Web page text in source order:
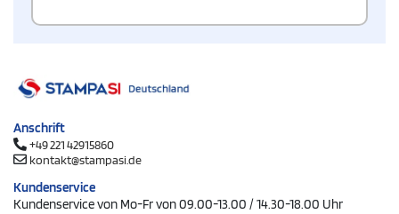
Anschrift
+49 221 42915860
kontakt@stampasi.de
Kundenservice
Kundenservice von Mo-Fr von 09.00-13.00 / 14.30-18.00 Uhr